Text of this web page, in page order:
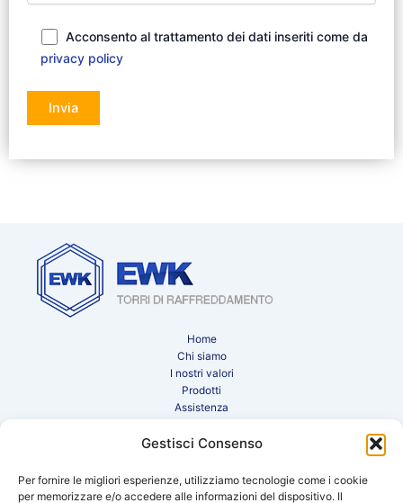
Gestisci Consenso
Per fornire le migliori esperienze, utilizziamo tecnologie come i cookie
per memorizzare e/o accedere alle informazioni del dispositivo. Il
Acconsento al trattamento dei dati inseriti come da
privacy policy
Home
Chi siamo
I nostri valori
Prodotti
Assistenza
Contatti
Sito internazionale